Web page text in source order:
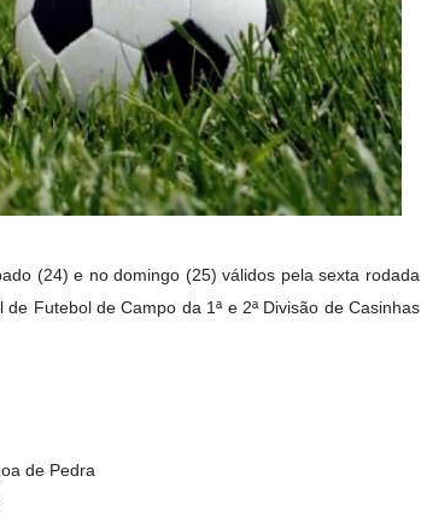
(24) e no domingo (25) válidos pela sexta rodada
Futebol de Campo da 1ª e 2ª Divisão de Casinhas
de Pedra